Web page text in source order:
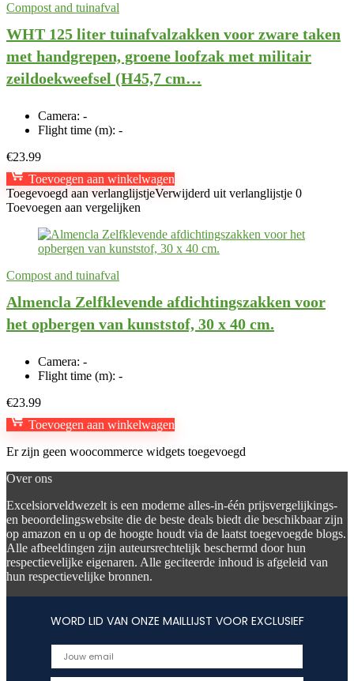
Compost and tuinafval
WHT 125 liter tuinafvalzakken voor zware taken
met handgrepen, groene loofzak met militair
zeildoekweefsel (H45,7 cm…
Camera: -
Flight time (m): -
€23.99
Toevoegen aan winkelwagen
Toegevoegd aan verlanglijstjeVerwijderd uit verlanglijstje 0
Toevoegen aan vergelijken
Compost and tuinafval
Almencla Zelfklevende afdichtingszakken voor
het opbergen van kunststof, 30 x 40 cm.
Camera: -
Flight time (m): -
€23.99
Toevoegen aan winkelwagen
Er zijn geen woocommerce widgets toegevoegd
Over ons
Excelsiorveldwezelt is een moderne alles-in-één prijsvergelijkings-
en beoordelingswebsite die de beste deals biedt die beschikbaar zijn
op amazon en u op de hoogte houdt via de laatst toegevoegde blogs.
Alle afbeeldingen zijn auteursrechtelijk beschermd door hun
respectievelijke eigenaren. Alle geciteerde inhoud is afgeleid van
hun respectievelijke bronnen.
WORD LID VAN ONZE MAILLIJST VOOR EXCLUSIEF